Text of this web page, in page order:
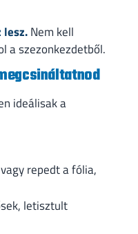
lesz.Nem kell
a szezonkezdetből.
ideálisak a
repedt a fólia,
letisztult